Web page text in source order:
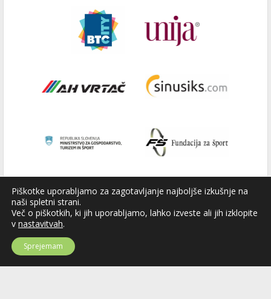
Piškotke uporabljamo za zagotavljanje najboljše izkušnje na
naši spletni strani.
Več o piškotkih, ki jih uporabljamo, lahko izveste ali jih izklopite
v nastavitvah.
Sprejemam